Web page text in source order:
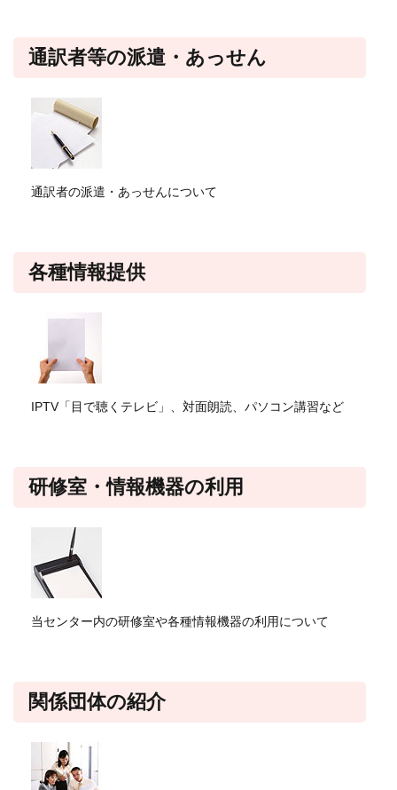
通訳者等の派遣・あっせん
通訳者の派遣・あっせんについて
各種情報提供
IPTV「目で聴くテレビ」、対面朗読、パソコン講習など
研修室・情報機器の利用
当センター内の研修室や各種情報機器の利用について
関係団体の紹介